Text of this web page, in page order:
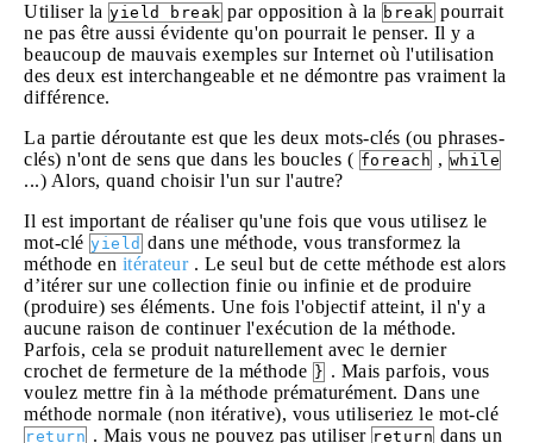
Utiliser la yield break par opposition à la break pourrait
ne pas être aussi évidente qu'on pourrait le penser. Il y a
beaucoup de mauvais exemples sur Internet où l'utilisation
des deux est interchangeable et ne démontre pas vraiment la
différence.
La partie déroutante est que les deux mots-clés (ou phrases-
clés) n'ont de sens que dans les boucles ( foreach , while
...) Alors, quand choisir l'un sur l'autre?
Il est important de réaliser qu'une fois que vous utilisez le
mot-clé yield dans une méthode, vous transformez la
méthode en itérateur. Le seul but de cette méthode est alors
d’itérer sur une collection finie ou infinie et de produire
(produire) ses éléments. Une fois l'objectif atteint, il n'y a
aucune raison de continuer l'exécution de la méthode.
Parfois, cela se produit naturellement avec le dernier
crochet de fermeture de la méthode } . Mais parfois, vous
voulez mettre fin à la méthode prématurément. Dans une
méthode normale (non itérative), vous utiliseriez le mot-clé
return . Mais vous ne pouvez pas utiliser return dans un